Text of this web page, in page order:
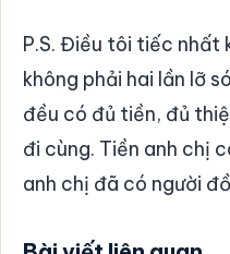
P.S. Điều tôi tiếc nhất
không phải hai lần lỡ
đều có đủ tiền, đủ
đi cùng. Tiền anh chị
anh chị đã có người